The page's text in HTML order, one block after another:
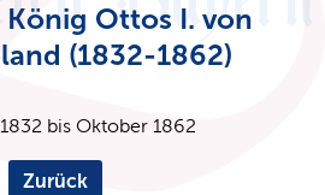
Ottos I. von
(1832-1862)
bis Oktober 1862
Zurück